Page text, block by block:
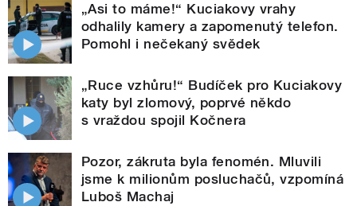
„Asi to máme!“ Kuciakovy vrahy
odhalily kamery a zapomenutý telefon.
Pomohl i nečekaný svědek
„Ruce vzhůru!“ Budíček pro Kuciakovy
katy byl zlomový, poprvé někdo
s vraždou spojil Kočnera
Pozor, zákruta byla fenomén. Mluvili
jsme k milionům posluchačů, vzpomíná
Luboš Machaj